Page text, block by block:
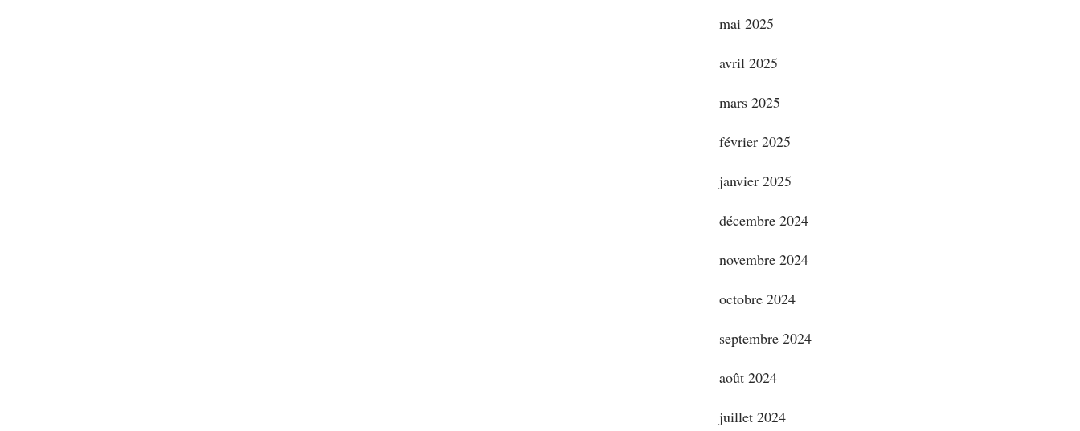
mai 2025
avril 2025
mars 2025
février 2025
janvier 2025
décembre 2024
novembre 2024
octobre 2024
septembre 2024
août 2024
juillet 2024